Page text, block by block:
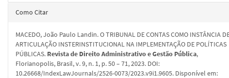
Detalhes
artigo
Como Citar
MACEDO, João Paulo Landin. O TRIBUNAL DE CONTAS COMO INSTÂNCIA
ARTICULAÇÃO INSTERINSTITUCIONAL NA IMPLEMENTAÇÃO DE POLÍTICAS
PÚBLICAS. Revista de Direito Administrativo e Gestão Pública,
Florianopolis, Brasil, v. 9, n. 1, p. 50 – 71, 2023. DOI:
10.26668/IndexLawJournals/2526-0073/2023.v9i1.9605. Disponível em: